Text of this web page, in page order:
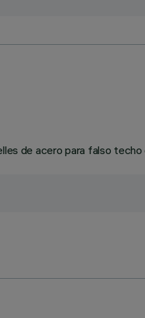
de acero para falso